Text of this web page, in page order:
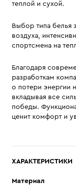
теплой и сухой.
Выбор типа белья
воздуха,
спортсмена на
Благодаря
разработкам
о потери энергии
вкладывая все
победы.
ценит комфорт и
ХАРАКТЕРИСТИКИ
Материал